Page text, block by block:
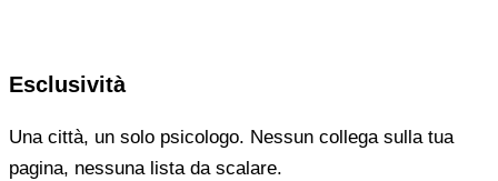
Esclusività
Una città, un solo psicologo. Nessun collega sulla tua
pagina, nessuna lista da scalare.